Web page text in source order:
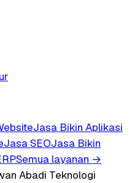
Jasa Bikin Aplikasi
Jasa SEOJasa Bikin
Semua layanan →
Abadi Teknologi